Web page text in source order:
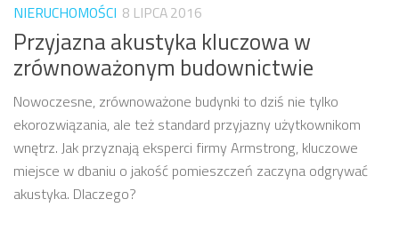
NIERUCHOMOŚCI 8 LIPCA 2016
Przyjazna akustyka kluczowa w
zrównoważonym budownictwie
Nowoczesne, zrównoważone budynki to dziś nie tylko
ekorozwiązania, ale też standard przyjazny użytkownikom
wnętrz. Jak przyznają eksperci firmy Armstrong, kluczowe
miejsce w dbaniu o jakość pomieszczeń zaczyna odgrywać
akustyka. Dlaczego?